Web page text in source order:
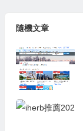
隨機文章